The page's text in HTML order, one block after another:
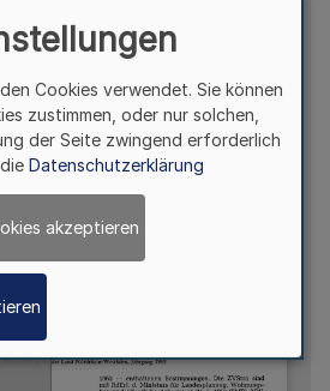
Cookies verwendet. Sie können
zustimmen, oder nur solchen,
der Seite zwingend erforderlich
Datenschutzerklärung
akzeptieren